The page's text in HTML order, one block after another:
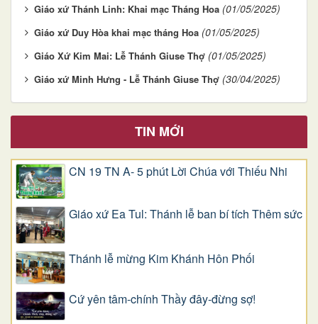
Giáo xứ Thánh Linh: Khai mạc Tháng Hoa (01/05/2025)
Giáo xứ Duy Hòa khai mạc tháng Hoa (01/05/2025)
Giáo Xứ Kim Mai: Lễ Thánh Giuse Thợ (01/05/2025)
Giáo xứ Minh Hưng - Lễ Thánh Giuse Thợ (30/04/2025)
TIN MỚI
CN 19 TN A- 5 phút Lời Chúa với Thiếu Nhi
Giáo xứ Ea Tul: Thánh lễ ban bí tích Thêm sức
Thánh lễ mừng Kim Khánh Hôn Phối
Cứ yên tâm-chính Thầy đây-đừng sợ!